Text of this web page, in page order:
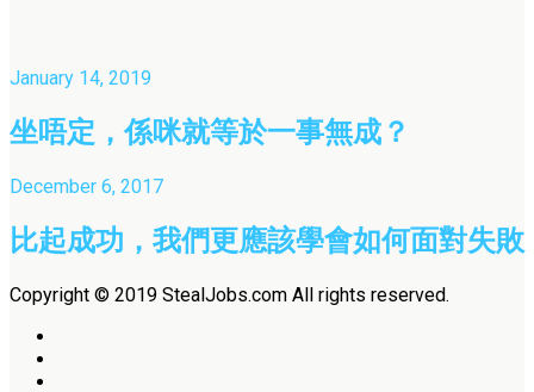
January 14, 2019
坐唔定，係咪就等於一事無成？
December 6, 2017
比起成功，我們更應該學會如何面對失敗
Copyright © 2019 StealJobs.com All rights reserved.